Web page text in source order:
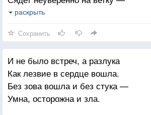
Проходит час, потом пройдет другой,
Покажется забавною игрой.
На привычной жердочке верней
Полюбить и тосковать о ней?
раскрыть
Сохранить
И не было встреч, а разлука
Как лезвие в сердце вошла.
Без зова вошла и без стука —
Умна, осторожна и зла.